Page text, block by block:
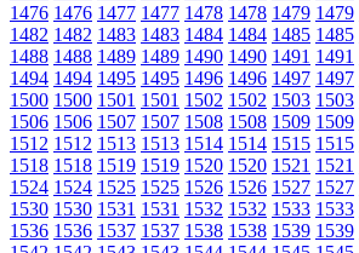
1476 1476 1477 1477 1478 1478 1479 1479
1482 1482 1483 1483 1484 1484 1485 1485
1488 1488 1489 1489 1490 1490 1491 1491
1494 1494 1495 1495 1496 1496 1497 1497
1500 1500 1501 1501 1502 1502 1503 1503
1506 1506 1507 1507 1508 1508 1509 1509
1512 1512 1513 1513 1514 1514 1515 1515
1518 1518 1519 1519 1520 1520 1521 1521
1524 1524 1525 1525 1526 1526 1527 1527
1530 1530 1531 1531 1532 1532 1533 1533
1536 1536 1537 1537 1538 1538 1539 1539